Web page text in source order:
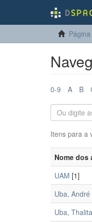
0-9 A B
Itens para a
Nome dos
UAM [1]
Uba,
Uba,